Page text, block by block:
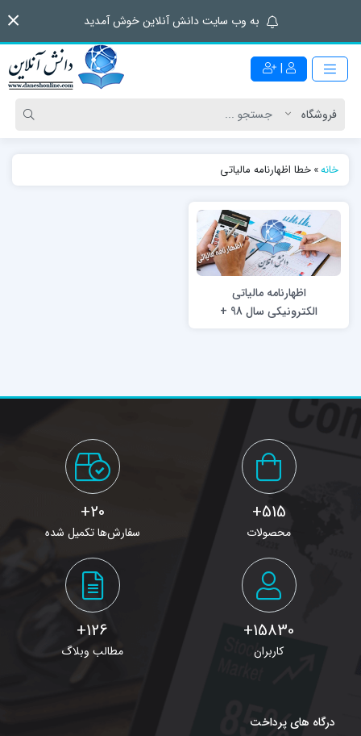
به وب سایت دانش آنلاین خوش آمدید
|
خانه»خطا اظهارنامه مالیاتی
اظهارنامه مالیاتی
الکترونیکی سال 98 +
راهنما
515+
محصولات
20+
سفارش‌ها تکمیل شده
15830+
کاربران
126+
مطالب وبلاگ
درگاه های پرداخت